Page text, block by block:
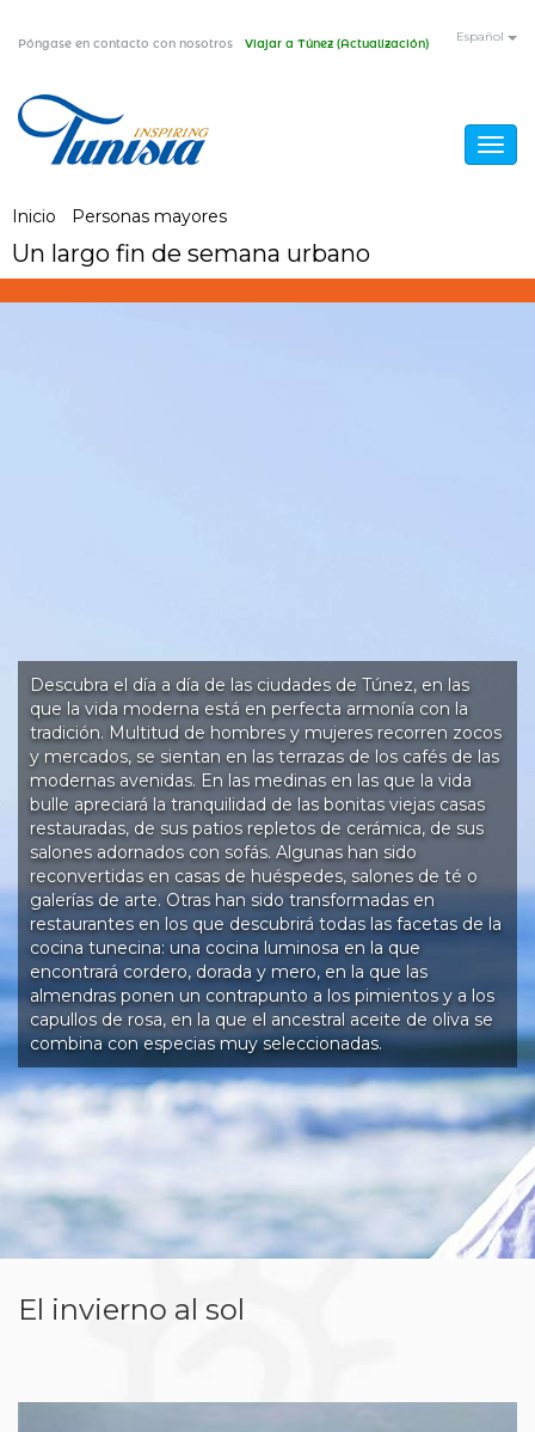
Pasar
principal
Español
Póngase en contacto con nosotros Viajar a Túnez (Actualización)
Usted
está
aquí
Inicio Personas mayores
Un largo fin de semana urbano
Descubra el día a día de las ciudades de Túnez, en las
que la vida moderna está en perfecta armonía con la
tradición. Multitud de hombres y mujeres recorren zocos
y mercados, se sientan en las terrazas de los cafés de las
modernas avenidas. En las medinas en las que la vida
bulle apreciará la tranquilidad de las bonitas viejas casas
restauradas, de sus patios repletos de cerámica, de sus
salones adornados con sofás. Algunas han sido
reconvertidas en casas de huéspedes, salones de té o
galerías de arte. Otras han sido transformadas en
restaurantes en los que descubrirá todas las facetas de la
cocina tunecina: una cocina luminosa en la que
encontrará cordero, dorada y mero, en la que las
almendras ponen un contrapunto a los pimientos y a los
capullos de rosa, en la que el ancestral aceite de oliva se
combina con especias muy seleccionadas.
El invierno al sol